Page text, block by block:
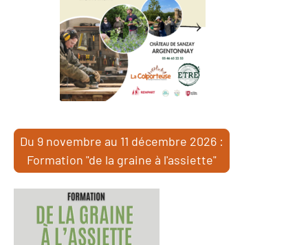
Du 9 novembre au 11 décembre 2026 :
Formation "de la graine à l'assiette"